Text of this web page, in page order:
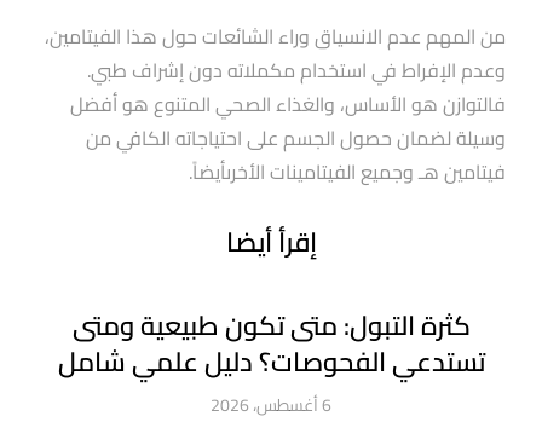
من المهم عدم الانسياق وراء الشائعات حول هذا الفيتامين،
وعدم الإفراط في استخدام مكملاته دون إشراف طبي.
فالتوازن هو الأساس، والغذاء الصحي المتنوع هو أفضل
وسيلة لضمان حصول الجسم على احتياجاته الكافي من
فيتامين هـ وجميع الفيتامينات الأخرىأيضاََ.
إقرأ أيضا
كثرة التبول: متى تكون طبيعية ومتى
تستدعي الفحوصات؟ دليل علمي شامل
6 أغسطس، 2026